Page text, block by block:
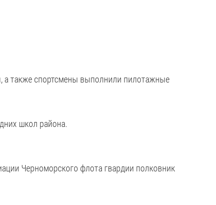
также спортсмены выполнили пилотажные
школ района.
Черноморского флота гвардии полковник